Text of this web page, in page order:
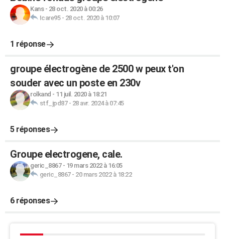
Kans- 28 oct. 2020 à 00:26
Icare95- 28 oct. 2020 à 10:07
1 réponse
groupe électrogène de 2500 w peux t'on
souder avec un poste en 230v
rolkand - 11 juil. 2020 à 18:21
stf_jpd87- 28 avr. 2024 à 07:45
5 réponses
Groupe electrogene, cale.
geric_8867- 19 mars 2022 à 16:05
geric_8867- 20 mars 2022 à 18:22
6 réponses